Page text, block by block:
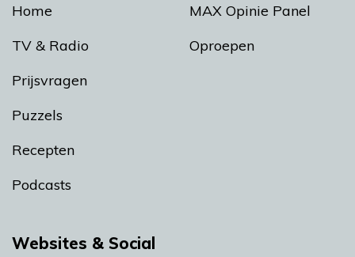
Home
TV & Radio
Prijsvragen
Puzzels
Recepten
Podcasts
MAX Opinie Panel
Oproepen
Websites & Social